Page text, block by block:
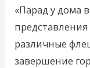
«Парад у дома
различные
завершение